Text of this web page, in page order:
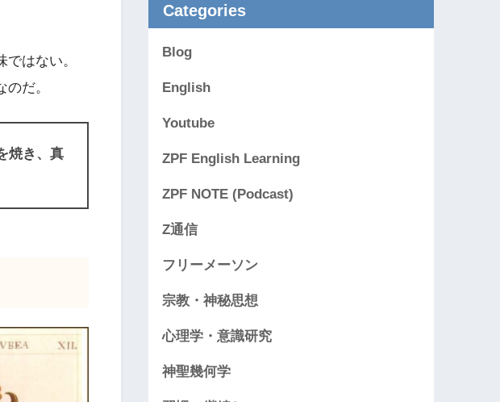
はない。
だ。
焼き、真
Categories
Blog
English
Youtube
ZPF English Learning
ZPF NOTE (Podcast)
Z通信
フリーメーソン
宗教・神秘思想
心理学・意識研究
神聖幾何学